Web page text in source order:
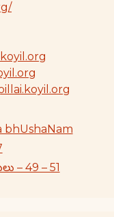
bhUshaNam
– 49 – 51